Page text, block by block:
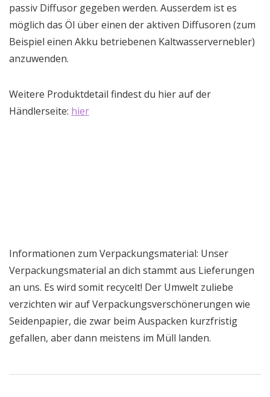
passiv Diffusor gegeben werden. Ausserdem ist es
möglich das Öl über einen der aktiven Diffusoren (zum
Beispiel einen Akku betriebenen Kaltwasservernebler)
anzuwenden.
Weitere Produktdetail findest du hier auf der
Händlerseite: hier
Informationen zum Verpackungsmaterial: Unser
Verpackungsmaterial an dich stammt aus Lieferungen
an uns. Es wird somit recycelt! Der Umwelt zuliebe
verzichten wir auf Verpackungsverschönerungen wie
Seidenpapier, die zwar beim Auspacken kurzfristig
gefallen, aber dann meistens im Müll landen.